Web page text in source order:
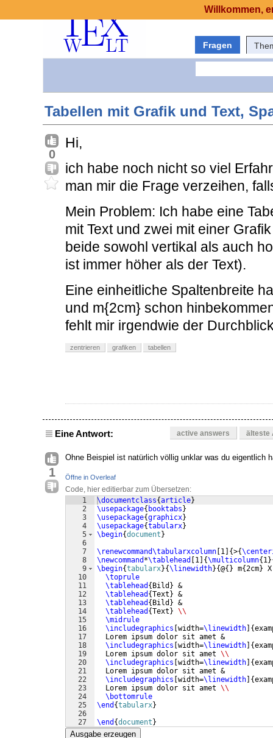
Fragen
Tabellen mit Grafik und Text,
0
Hi,
ich habe noch nicht so viel
man mir die Frage verzeihen,
Mein Problem: Ich habe eine
mit Text und zwei mit einer
beide sowohl vertikal als auch
ist immer höher als der Text).
Eine einheitliche Spaltenbreite
und m{2cm} schon
fehlt mir irgendwie der
zentrieren grafiken tabellen
Eine Antwort: active answers älteste
1
Ohne Beispiel ist natürlich völlig unklar was du eigentlich
Öffne in Overleaf
Code, hier editierbar zum Übersetzen:
1
2
3
4
5
6
7
8
9
10
11
12
13
14
15
16
17
18
19
20
21
22
23
24
25
26
27
\documentclass{article}
\usepackage{ booktabs }
\usepackage{graphicx}
\usepackage{tabularx}
\begin{document }
\renewcommand\tabularxcolumn 1 {>{
\newcommand *\tablehead 1 {\multicolumn{ 1}
\begin{tabularx}{\linewidth}{@{ } m{2cm}
\toprule
\tablehead { Bild } &
\tablehead {Text } &
\tablehead { Bild } &
\tablehead {Text } \\
\midrule
\includegraphics width=\linewidth {
  Lorem ipsum dolor sit amet &
\includegraphics width=\linewidth {
  Lorem ipsum dolor sit amet
\\
\includegraphics width=\linewidth {
  Lorem ipsum dolor sit amet &
\includegraphics width=\linewidth {
  Lorem ipsum dolor sit amet
\\
\bottomrule
\end {tabularx}
\end {document }
Ausgabe erzeugen
Willkommen,